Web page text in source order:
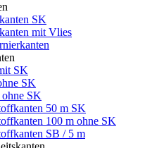
SK
mit Vlies
SK
SK
ohne SK
50 m SK
100 m ohne SK
SB / 5 m